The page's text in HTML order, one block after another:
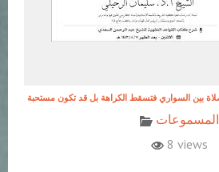
المسموعات
8 views